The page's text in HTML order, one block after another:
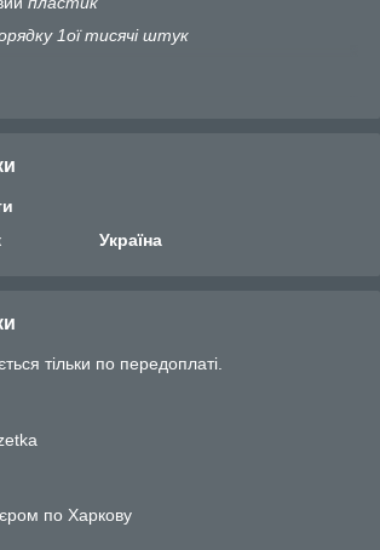
1ої тисячі штук
Україна
тільки по передоплаті.
по Харкову